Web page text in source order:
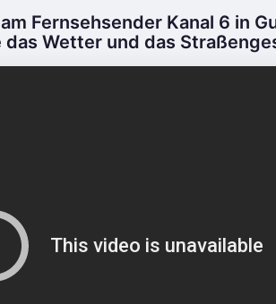
Fernsehsender Kanal 6 in
das Wetter und das